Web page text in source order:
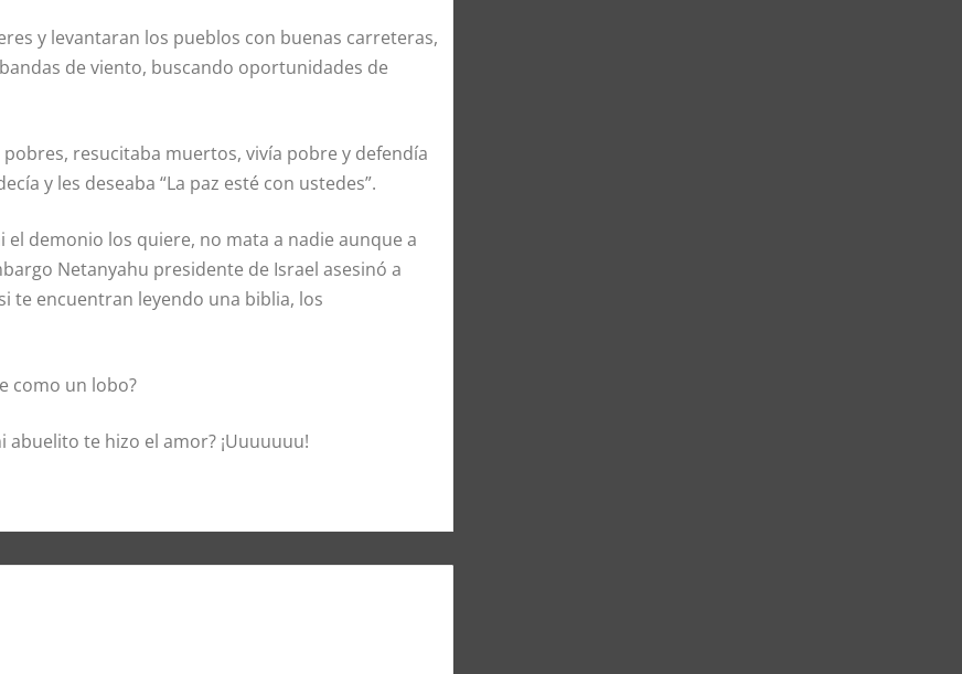
y levantaran los pueblos con buenas carreteras,
de viento, buscando oportunidades de
resucitaba muertos, vivía pobre y defendía
y les deseaba “La paz esté con ustedes”.
demonio los quiere, no mata a nadie aunque a
Netanyahu presidente de Israel asesinó a
te encuentran leyendo una biblia, los
como un lobo?
te hizo el amor? ¡Uuuuuuu!